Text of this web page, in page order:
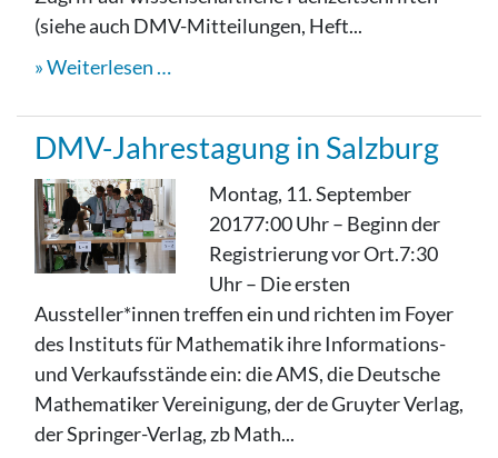
(siehe auch DMV-Mitteilungen, Heft...
Weiterlesen …
DMV-Jahrestagung in Salzburg
Montag, 11. September
20177:00 Uhr – Beginn der
Registrierung vor Ort.7:30
Uhr – Die ersten
Aussteller*innen treffen ein und richten im Foyer
des Instituts für Mathematik ihre Informations-
und Verkaufsstände ein: die AMS, die Deutsche
Mathematiker Vereinigung, der de Gruyter Verlag,
der Springer-Verlag, zb Math...